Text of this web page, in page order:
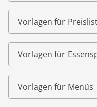
Vorlagen für
Vorlagen für
Vorlagen für Menüs